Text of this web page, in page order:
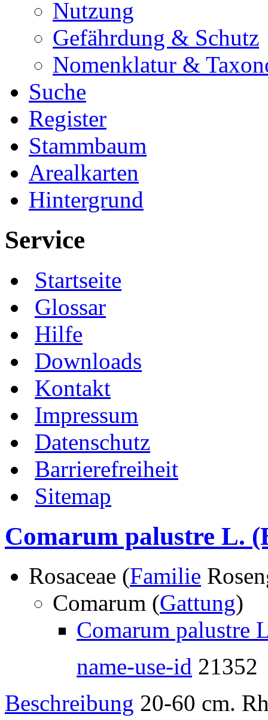
Nutzung
Gefährdung & Schutz
Nomenklatur &
Suche
Register
Stammbaum
Arealkarten
Hintergrund
Service
Startseite
Glossar
Hilfe
Downloads
Kontakt
Impressum
Datenschutz
Barrierefreiheit
Sitemap
Comarum palustre L.
Rosaceae (Familie
Comarum (Gattung)
Comarum palustre
name-use-id 21352
Beschreibung 20-60 cm.